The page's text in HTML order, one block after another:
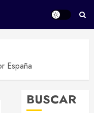
España
BUSCAR